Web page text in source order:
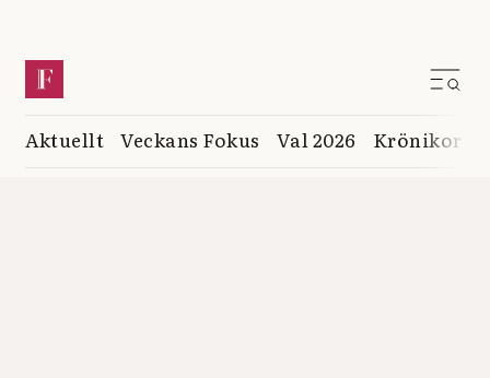
Aktuellt Veckans Fokus Val 2026 Krönikor